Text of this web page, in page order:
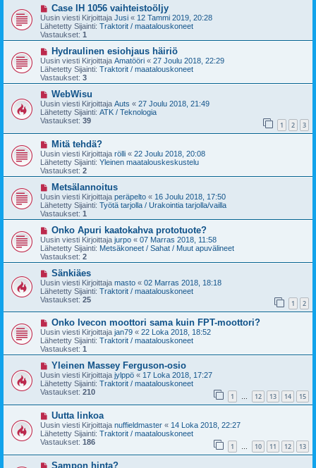
e
s
t
U
u
s
i
v
e
s
t
i
Case IH 1056 vaihteistoöljy
Uusin viesti Kirjoittaja Jusi « 12 Tammi 2019, 20:28
Lähetetty Sijainti: Traktorit / maatalouskoneet
Vastaukset: 1
U
u
s
i
v
s
t
i
Hydraulinen esiohjaus häiriö
Uusin viesti Kirjoittaja Amatööri « 27 Joulu 2018, 22:29
Lähetetty Sijainti: Traktorit / maatalouskoneet
Vastaukset: 3
U
u
s
i
v
i
e
s
t
i
WebWisu
Uusin viesti Kirjoittaja Auts « 27 Joulu 2018, 21:49
Lähetetty Sijainti: ATK / Teknologia
Vastaukset: 39 1 2 3
U
u
s
i
v
e
s
t
i
Mitä tehdä?
Uusin viesti Kirjoittaja rölli « 22 Joulu 2018, 20:08
Lähetetty Sijainti: Yleinen maatalouskeskustelu
Vastaukset: 2
U
u
s
i
v
s
t
i
Metsälannoitus
Uusin viesti Kirjoittaja peräpelto « 16 Joulu 2018, 17:50
Lähetetty Sijainti: Työtä tarjolla / Urakointia tarjolla/vailla
Vastaukset: 1
U
u
s
i
v
e
s
t
i
Onko Apuri kaatokahva prototuote?
Uusin viesti Kirjoittaja jurpo « 07 Marras 2018, 11:58
Lähetetty Sijainti: Metsäkoneet / Sahat / Muut apuvälineet
Vastaukset: 2
U
u
s
i
v
i
e
s
t
i
Sänkiäes
Uusin viesti Kirjoittaja masto « 02 Marras 2018, 18:18
Lähetetty Sijainti: Traktorit / maatalouskoneet
Vastaukset: 25 1 2
U
u
s
i
v
s
t
i
Onko Ivecon moottori sama kuin FPT-moottori?
Uusin viesti Kirjoittaja jan79 « 22 Loka 2018, 18:52
Lähetetty Sijainti: Traktorit / maatalouskoneet
Vastaukset: 1
U
u
s
i
i
s
t
i
Yleinen Massey Ferguson-osio
Uusin viesti Kirjoittaja jylppö « 17 Loka 2018, 17:27
Lähetetty Sijainti: Traktorit / maatalouskoneet
Vastaukset: 210 1 … 12 13 14 15
U
u
s
i
v
i
e
Uutta linkoa
Uusin viesti Kirjoittaja nuffieldmaster « 14 Loka 2018, 22:27
Lähetetty Sijainti: Traktorit / maatalouskoneet
Vastaukset: 186 1 … 10 11 12 13
USampon hinta?